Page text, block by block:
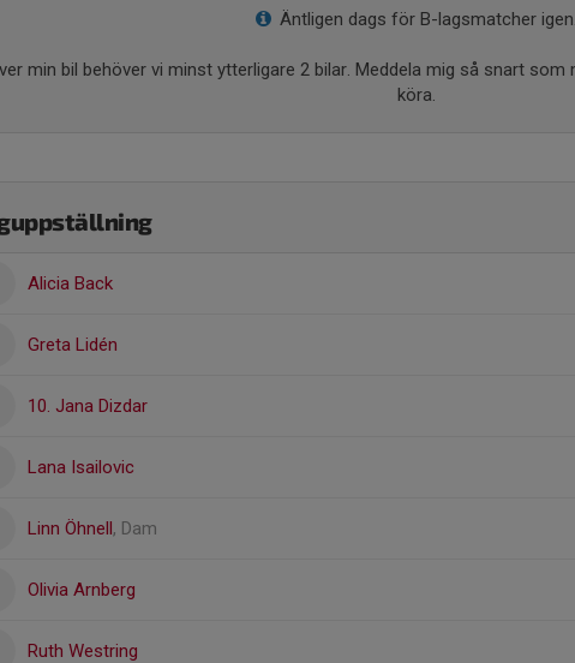
Äntligen dags för B-lagsmatcher igen.
min bil behöver vi minst ytterligare 2 bilar. Meddela mig så snart
köra.
Alicia Back
Greta Lidén
10. Jana Dizdar
Lana Isailovic
Linn Öhnell, Dam
Olivia Arnberg
Ruth Westring